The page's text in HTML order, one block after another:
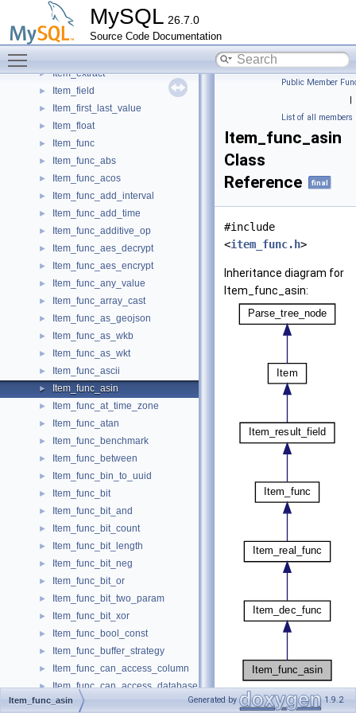
MySQL 26.7.0
Source Code Documentation
Item_default_value
Item_empty_string
► Item_eq_base
► Item_extract
► Item_field
► Item_first_last_value
► Item_float
► Item_func
► Item_func_abs
► Item_func_acos
► Item_func_add_interval
► Item_func_add_time
► Item_func_additive_op
► Item_func_aes_decrypt
► Item_func_aes_encrypt
► Item_func_any_value
► Item_func_array_cast
► Item_func_as_geojson
► Item_func_as_wkb
► Item_func_as_wkt
► Item_func_ascii
► Item_func_asin
► Item_func_at_time_zone
► Item_func_atan
► Item_func_benchmark
► Item_func_between
► Item_func_bin_to_uuid
► Item_func_bit
► Item_func_bit_and
► Item_func_bit_count
► Item_func_bit_length
► Item_func_bit_neg
► Item_func_bit_or
► Item_func_bit_two_param
► Item_func_bit_xor
► Item_func_bool_const
► Item_func_buffer_strategy
► Item_func_can_access_column
► Item_func_can_access_database
► Item_func_can_access_event
Public Member
|
List of all members
Item_func_asin
Class
Reference
final
#include
<item_func.h>
Inheritance diagram for
Item_func_asin:
[legend ]
Item_func_asin Generated by 1.9.2